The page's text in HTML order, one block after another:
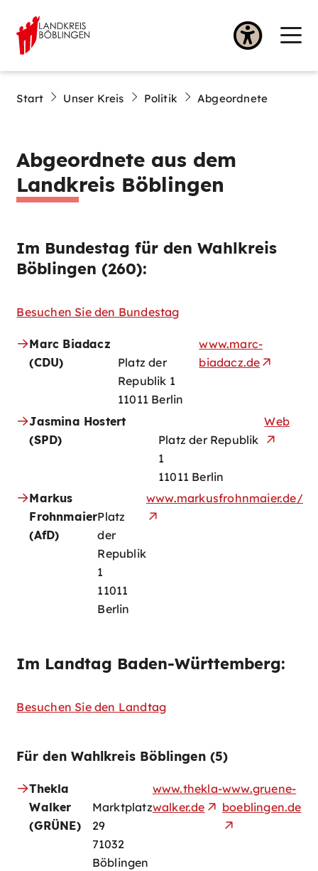
Start Unser Kreis Politik Abgeordnete
Abgeordnete aus dem
Landkreis Böblingen
Im Bundestag für den Wahlkreis
Böblingen (260):
Besuchen Sie den Bundestag
Marc Biadacz
(CDU)
Platz der
Republik 1
11011 Berlin
www.marc-
biadacz.de
Jasmina Hostert
(SPD)
Platz der Republik
1
11011 Berlin
Web
Markus
Frohnmaier
(AfD)
Platz
der
Republik
1
11011
Berlin
www.markusfrohnmaier.de/
Im Landtag Baden-Württemberg:
Besuchen Sie den Landtag
Für den Wahlkreis Böblingen (5)
Thekla
Walker
(GRÜNE)
Marktplatz
29
71032
Böblingen
www.thekla-
walker.de
www.gruene-
boeblingen.de